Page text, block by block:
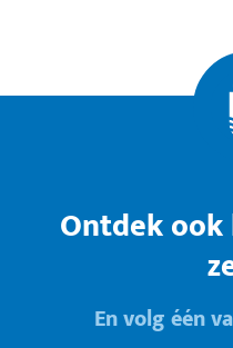
Ontdek
En volg één